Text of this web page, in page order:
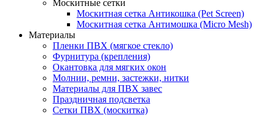
Москитные сетки
Москитная сетка Антикошка (Pet Screen)
Москитная сетка Антимошка (Micro Mesh)
Материалы
Пленки ПВХ (мягкое стекло)
Фурнитура (крепления)
Окантовка для мягких окон
Молнии, ремни, застежки, нитки
Материалы для ПВХ завес
Праздничная подсветка
Сетки ПВХ (москитка)